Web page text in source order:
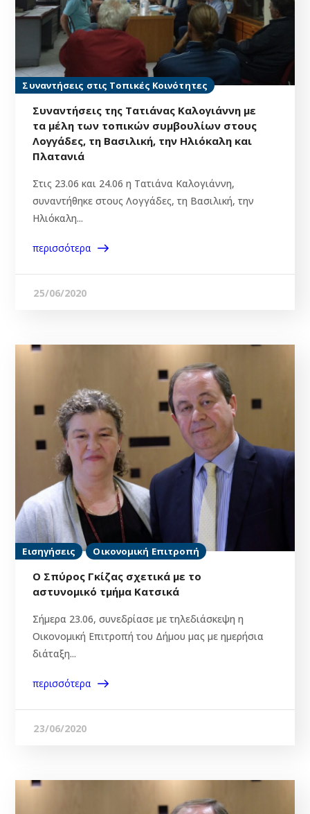
Συναντήσεις στις Τοπικές Κοινότητες
Συναντήσεις της Τατιάνας Καλογιάννη με
τα μέλη των τοπικών συμβουλίων στους
Λογγάδες, τη Βασιλική, την Ηλιόκαλη και
Πλατανιά
Στις 23.06 και 24.06 η Τατιάνα Καλογιάννη,
συναντήθηκε στους Λογγάδες, τη Βασιλική, την
Ηλιόκαλη...
περισσότερα
25/06/2020
Εισηγήσεις Οικονομική Επιτροπή
Ο Σπύρος Γκίζας σχετικά με το
αστυνομικό τμήμα Κατσικά
Σήμερα 23.06, συνεδρίασε με τηλεδιάσκεψη η
Οικονομική Επιτροπή του Δήμου μας με ημερήσια
διάταξη...
περισσότερα
23/06/2020